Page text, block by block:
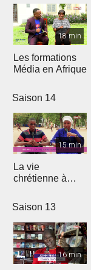
18 min
Les formations
Média en Afrique
Saison 14
15 min
La vie
chrétienne à
Saison 13
16 min